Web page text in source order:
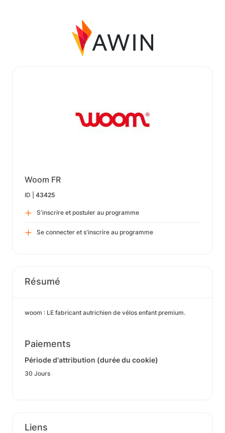
Woom FR
ID | 43425
S'inscrire et postuler au programme
Se connecter et s'inscrire au programme
Résumé
woom : LE fabricant autrichien de vélos enfant premium.
Paiements
Période d'attribution (durée du cookie)
30 Jours
Liens